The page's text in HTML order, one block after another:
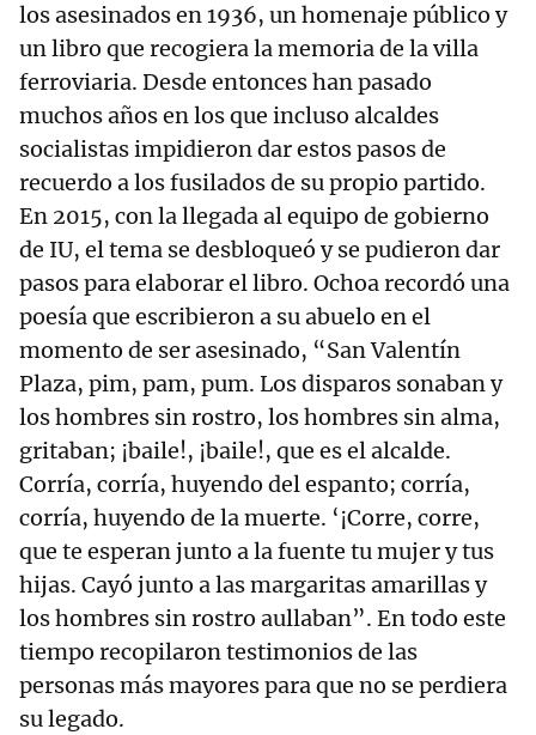
los asesinados en 1936, un homenaje público y
un libro que recogiera la memoria de la villa
ferroviaria. Desde entonces han pasado
muchos años en los que incluso alcaldes
socialistas impidieron dar estos pasos de
recuerdo a los fusilados de su propio partido.
En 2015, con la llegada al equipo de gobierno
de IU, el tema se desbloqueó y se pudieron dar
pasos para elaborar el libro. Ochoa recordó una
poesía que escribieron a su abuelo en el
momento de ser asesinado, “San Valentín
Plaza, pim, pam, pum. Los disparos sonaban y
los hombres sin rostro, los hombres sin alma,
gritaban; ¡baile!, ¡baile!, que es el alcalde.
Corría, corría, huyendo del espanto; corría,
corría, huyendo de la muerte. ‘¡Corre, corre,
que te esperan junto a la fuente tu mujer y tus
hijas. Cayó junto a las margaritas amarillas y
los hombres sin rostro aullaban”. En todo este
tiempo recopilaron testimonios de las
personas más mayores para que no se perdiera
su legado.